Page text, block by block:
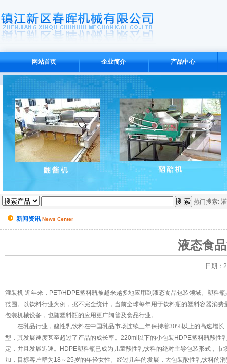
网站首页 企业简介 产品中心
热门搜索:
新闻资讯 News Center
液态食
日期：
灌装机 近年来，PET/HDPE塑料瓶被越来越多地应用到液态食品包装领域。塑料
范围。以饮料行业为例，据不完全统计，当前全球每年用于饮料瓶的塑料容器消
包装机械设备，也随塑料瓶的应用更广阔普及食品行业。
在乳品行业，酸性乳饮料在中国乳品市场连续三年保持着30%以上的高速增长
型，其发展速度甚至超过了产品的成长率。220ml以下的小包装HDPE塑料瓶酸
定，并且发展迅速。HDPE塑料瓶已成为儿童酸性乳饮料的绝对主导包装形式，
加，目标客户群为18～25岁的年轻女性。经过几年的发展，大包装酸性乳饮料的